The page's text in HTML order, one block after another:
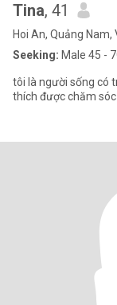
Tina, 41
Hoi An, Quảng Nam,
Seeking: Male 45 -
tôi là người sống có
thích được chăm